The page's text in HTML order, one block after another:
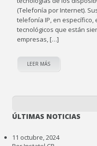
(Telefonía por Internet).
telefonía IP, en
tecnológicos que están
empresas, […]
LEER MÁS
ÚLTIMAS NOTICIAS
11 octubre, 2024